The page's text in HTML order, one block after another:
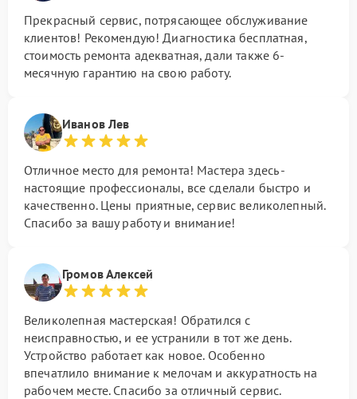
Прекрасный сервис, потрясающее обслуживание
клиентов! Рекомендую! Диагностика бесплатная,
стоимость ремонта адекватная, дали также 6-
месячную гарантию на свою работу.
Иванов Лев
Отличное место для ремонта! Мастера здесь -
настоящие профессионалы, все сделали быстро и
качественно. Цены приятные, сервис великолепный.
Спасибо за вашу работу и внимание!
Громов Алексей
Великолепная мастерская! Обратился с
неисправностью, и ее устранили в тот же день.
Устройство работает как новое. Особенно
впечатлило внимание к мелочам и аккуратность на
рабочем месте. Спасибо за отличный сервис.